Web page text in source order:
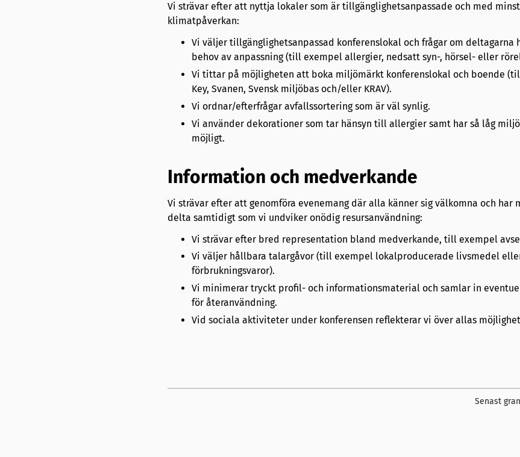
Vi strävar efter att nyttja lokaler som är tillgänglighetsanpassade och med
klimatpåverkan:
Vi väljer tillgänglighetsanpassad konferenslokal och frågar om deltagarna
behov av anpassning (till exempel allergier, nedsatt syn-, hörsel- eller
Vi tittar på möjligheten att boka miljömärkt konferenslokal och boende
Key, Svanen, Svensk miljöbas och/eller KRAV).
Vi ordnar/efterfrågar avfallssortering som är väl synlig.
Vi använder dekorationer som tar hänsyn till allergier samt har så låg
möjligt.
Information och medverkande
Vi strävar efter att genomföra evenemang där alla känner sig välkomna och har
delta samtidigt som vi undviker onödig resursanvändning:
Vi strävar efter bred representation bland medverkande, till exempel
Vi väljer hållbara talargåvor (till exempel lokalproducerade livsmedel
förbrukningsvaror).
Vi minimerar tryckt profil- och informationsmaterial och samlar in
för återanvändning.
Vid sociala aktiviteter under konferensen reflekterar vi över allas
Senast